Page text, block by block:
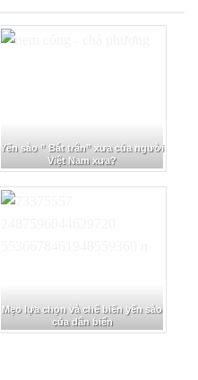
Yến sào ” Bát trân” xưa của người
Việt Nam xưa?
Mẹo lựa chọn và chế biến yến sào
của dân biển